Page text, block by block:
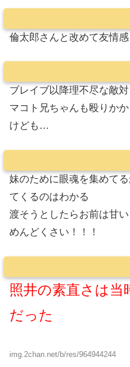
倫太郎さんと改めて友情
ブレイブ以降理不尽な敵
マコト兄ちゃんも殴りか
けども…
妹のために眼魂を集めて
てくるのはわかる
渡そうとしたらお前は甘
めんどくさい！！！
照井の素直さは当
だった
img.2chan.net/b/res/964944244